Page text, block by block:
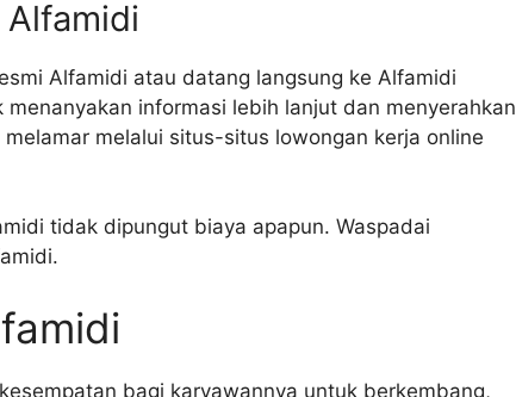
Alfamidi
Alfamidi atau datang langsung ke Alfamidi
informasi lebih lanjut dan menyerahkan
melalui situs-situs lowongan kerja online
tidak dipungut biaya apapun. Waspadai
bagi karyawannya untuk berkembang,